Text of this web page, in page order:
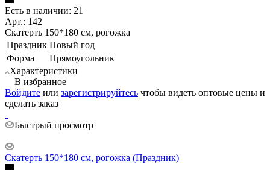
Есть в наличии: 21
Арт.: 142
Скатерть 150*180 см, рогожка
Праздник Новый год
Форма
Прямоугольник
Характеристики
В избранное
Войдите или зарегистрируйтесь чтобы видеть оптовые цены и
сделать заказ
Быстрый просмотр
Скатерть 150*180 см, рогожка (Праздник)